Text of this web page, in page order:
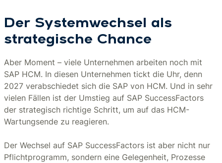
Der Systemwechsel als
strategische Chance
Aber Moment – viele Unternehmen arbeiten noch mit
SAP HCM. In diesen Unternehmen tickt die Uhr, denn
2027 verabschiedet sich die SAP von HCM. Und in sehr
vielen Fällen ist der Umstieg auf SAP SuccessFactors
der strategisch richtige Schritt, um auf das HCM-
Wartungsende zu reagieren.
Der Wechsel auf SAP SuccessFactors ist aber nicht nur
Pflichtprogramm, sondern eine Gelegenheit, Prozesse